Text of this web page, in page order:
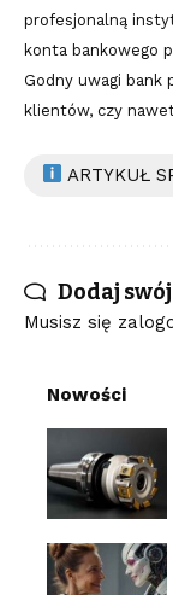
profesjonalną
konta bankowego
Godny uwagi bank
klientów, czy
ARTYKUŁ
Dodaj
Musisz się
Nowości